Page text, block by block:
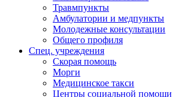
Травмпункты
Амбулатории и медпункты
Молодежные консультации
Общего профиля
Спец. учреждения
Скорая помощь
Морги
Медицинское такси
Центры социальной помощи